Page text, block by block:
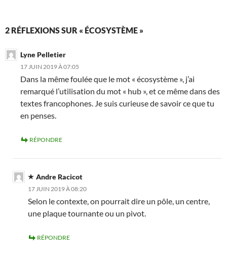
2 RÉFLEXIONS SUR « ÉCOSYSTÈME »
Lyne Pelletier
17 JUIN 2019 À 07:05
Dans la même foulée que le mot « écosystème », j’ai
remarqué l’utilisation du mot « hub », et ce même dans des
textes francophones. Je suis curieuse de savoir ce que tu
en penses.
RÉPONDRE
Andre Racicot
17 JUIN 2019 À 08:20
Selon le contexte, on pourrait dire un pôle, un centre,
une plaque tournante ou un pivot.
RÉPONDRE